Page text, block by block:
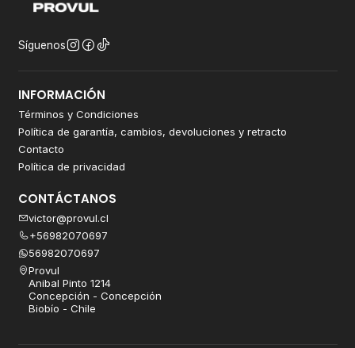
Síguenos
INFORMACIÓN
Términos y Condiciones
Política de garantía, cambios, devoluciones y retracto
Contacto
Política de privacidad
CONTÁCTANOS
victor@provul.cl
+56982070697
56982070697
Provul
Anibal Pinto 1214
Concepción - Concepción
Biobío - Chile